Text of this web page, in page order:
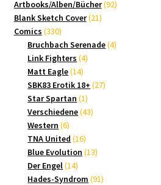
Produkte
Artbooks/Alben/Bücher 9292
Blank Sketch Cover 2121
Comics 330330
Produkte
Bruchbach Serenade 44
Link Fighters 44
Matt Eagle 1414
Produkte
SBK83 Erotik 18+ 2727
Star Spartan 11
Produkt
Verschiedene 4343
Western 66
Produkte
TNA United 1616
Produkte
Blue Evolution 1313
Der Engel 1414
Produkte
Hades-Syndrom 9191